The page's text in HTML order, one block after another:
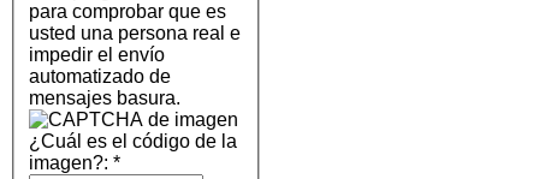
para comprobar que es
usted una persona real e
impedir el envío
automatizado de
mensajes basura.
¿Cuál es el código de la
imagen?: *